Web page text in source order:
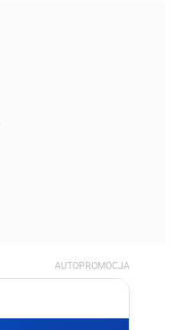
AUTOPROMOCJA